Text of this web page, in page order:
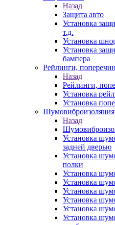
Назад
Защита авто
Установка
т.д.
Установка
Установка
бампера
Рейлинги,
Назад
Рейлинги,
Установка
Установка
Шумовиброизоляция
Назад
Установка
задней дверью
Установка
полки
Установка
Установка
Установка
Установка
Установка
Установка